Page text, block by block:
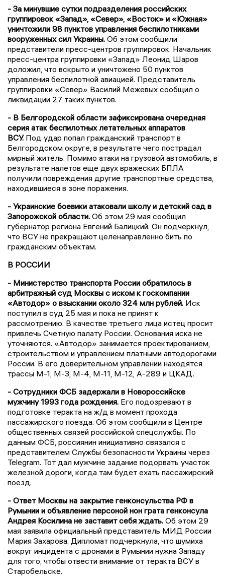
- За минувшие сутки подразделения российских
группировок «Запад», «Север», «Восток» и «Южная»
уничтожили 98 пунктов управления беспилотниками
вооруженных сил Украины. Об этом сообщили
представители пресс-центров группировок. Начальник
пресс-центра группировки «Запад» Леонид Шаров
доложил, что вскрыто и уничтожено 50 пунктов
управления беспилотной авиацией. Представитель
группировки «Север» Василий Межевых сообщил о
ликвидации 27 таких пунктов.
- В Белгородской области зафиксирована очередная
серия атак беспилотных летательных аппаратов
ВСУ.Под удар попал гражданский транспорт в
Белгородском округе, в результате чего пострадал
мирный житель. Помимо атаки на грузовой автомобиль, в
результате налетов еще двух вражеских БПЛА
получили повреждения другие транспортные средства,
находившиеся в зоне поражения.
- Украинские боевики атаковали школу и детский сад в
Запорожской области. Об этом 29 мая сообщил
губернатор региона Евгений Балицкий. Он подчеркнул,
что ВСУ не прекращают целенаправленно бить по
гражданским объектам.
В РОССИИ
- Министерство транспорта России обратилось в
арбитражный суд Москвы с иском к госкомпании
«Автодор» о взыскании около 324 млн рублей. Иск
поступил в суд 25 мая и пока не принят к
рассмотрению. В качестве третьего лица истец просит
привлечь Счетную палату России. Основания иска не
уточняются. «Автодор» занимается проектированием,
строительством и управлением платными автодорогами
России. В его доверительном управлении находятся
трассы М-1, М-3, М-4, М-11, М-12, А-289 и ЦКАД.
- Сотрудники ФСБ задержали в Новороссийске
мужчину 1993 года рождения. Его подозревают в
подготовке теракта на ж/д в момент прохода
пассажирского поезда. Об этом сообщили в Центре
общественных связей российской спецслужбы. По
данным ФСБ, россиянин инициативно связался с
представителем Службы безопасности Украины через
Telegram. Тот дал мужчине задание подорвать участок
железной дороги, когда там будет ехать пассажирский
поезд.
- Ответ Москвы на закрытие генконсульства РФ в
Румынии и объявление персоной нон грата генконсула
Андрея Косилина не заставит себя ждать. Об этом 29
мая заявила официальный представитель МИД России
Мария Захарова. Дипломат подчеркнула, что шумиха
вокруг инцидента с дронами в Румынии нужна Западу
для того, чтобы отвести внимание от теракта ВСУ в
Старобельске.